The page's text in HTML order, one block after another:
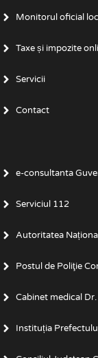
Monitorul oficial
Taxe și impozite
Servicii
Contact
e-consultanta
Serviciul 112
Autoritatea
Postul de Poliţie
Cabinet medical
Instituția